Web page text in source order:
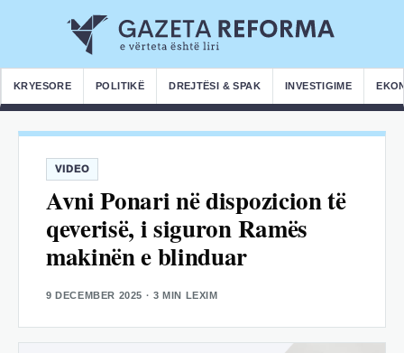
KRYESORE POLITIKË DREJTËSI & SPAK INVESTIGIME
VIDEO
Avni Ponari në dispozicion të
qeverisë, i siguron Ramës
makinën e blinduar
9 DECEMBER 2025 · 3 MIN LEXIM